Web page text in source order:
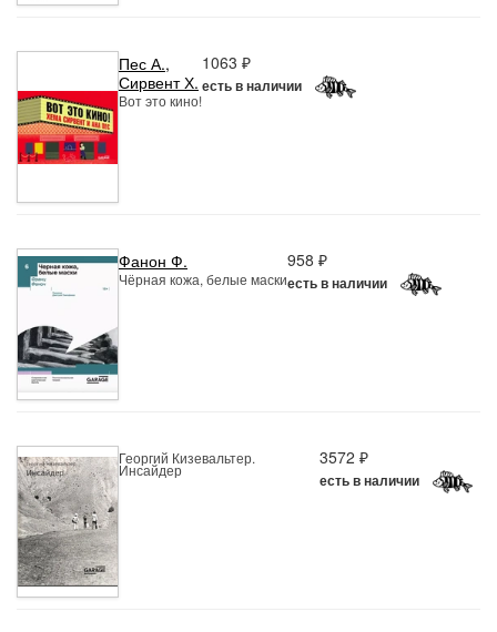
Пес А.,
Сирвент Х.
Вот это кино!
1063 ₽
есть в наличии
Фанон Ф.
Чёрная кожа, белые маски
958 ₽
есть в наличии
Георгий Кизевальтер.
Инсайдер
3572 ₽
есть в наличии